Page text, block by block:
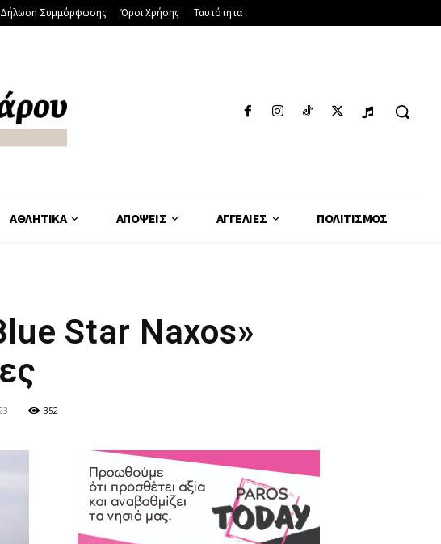
Δήλωση Συμμόρφωσης Όροι Χρήσης Ταυτότητα
ΑΘΛΗΤΙΚΆ ΑΠΌΨΕΙΣ ΑΓΓΕΛΊΕΣ ΠΟΛΙΤΙΣΜΌΣ
Star Naxos»
352